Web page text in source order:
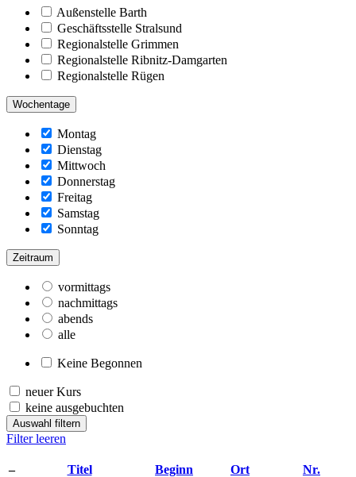
Außenstelle Barth
Geschäftsstelle Stralsund
Regionalstelle Grimmen
Regionalstelle Ribnitz-Damgarten
Regionalstelle Rügen
Wochentage
Montag
Dienstag
Mittwoch
Donnerstag
Freitag
Samstag
Sonntag
Zeitraum
vormittags
nachmittags
abends
alle
Keine Begonnen
neuer Kurs
keine ausgebuchten
Auswahl filtern
Filter leeren
– Titel Beginn Ort
Nr.